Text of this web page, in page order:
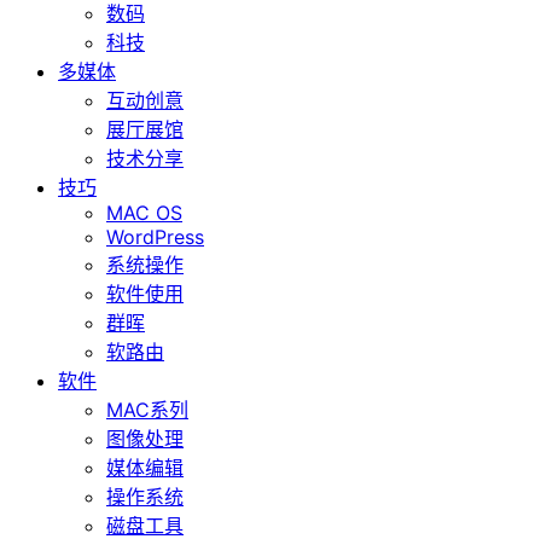
数码
科技
多媒体
互动创意
展厅展馆
技术分享
技巧
MAC OS
WordPress
系统操作
软件使用
群晖
软路由
软件
MAC系列
图像处理
媒体编辑
操作系统
磁盘工具